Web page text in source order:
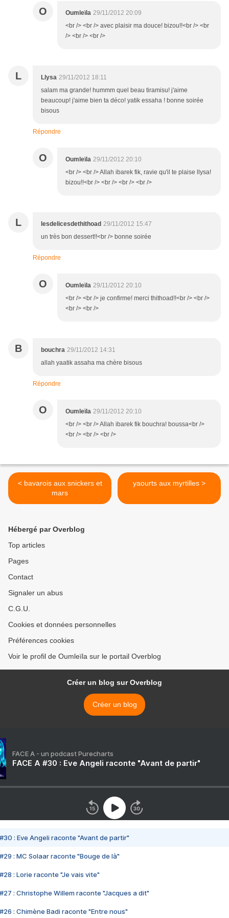
O Oumleïla 29/11/2012 20:09
<br /> <br /> avec plaisir ma douce! bizou!!<br /> <br
/> <br /> <br />
L Llysa 29/11/2012 18:11
salam ma grande! hummm quel beau tiramisu! j'aime
beaucoup! j'aime bien ta déco! yatik essaha ! bonne soirée
bisous
Répondre
O Oumleïla 29/11/2012 20:10
<br /> <br /> Allah ibarek fik, ravie qu'il te plaise llysa!
bizou!!<br /> <br /> <br /> <br />
L lesdelicesdethithoad 29/11/2012 15:47
un très bon dessert!!<br /> bonne soirée
Répondre
O Oumleïla 29/11/2012 20:10
<br /> <br /> je confirme! merci thithoad!!<br /> <br />
<br /> <br />
B bouchra 29/11/2012 14:31
allah yaatik assaha ma chère bisous
Répondre
O Oumleïla 29/11/2012 20:10
<br /> <br /> Allah ibarek fik bouchra! boussa<br />
<br /> <br /> <br />
< bavarois aux snickers et
mars
yaourts aux myrtilles >
Hébergé par Overblog
Top articles
Pages
Contact
Signaler un abus
C.G.U.
Cookies et données personnelles
Préférences cookies
Voir le profil de Oumleïla sur le portail Overblog
Créer un blog sur Overblog
Créer un blog
FACE A - un podcast Purecharts
FACE A #30 : Eve Angeli raconte "Avant de partir"
#30 : Eve Angeli raconte "Avant de partir"
#29 : MC Solaar raconte "Bouge de là"
#28 : Lorie raconte "Je vais vite"
#27 : Christophe Willem raconte "Jacques a dit"
#26 : Chimène Badi raconte "Entre nous"